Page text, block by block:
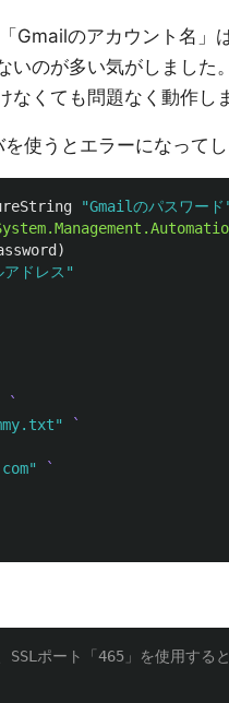
Gmailのアカウント名」
のが多い気がしました。
くても問題なく動作し
使うとエラーになってし
"Gmailのパスワード
)
ドレス"
SSLポート「465」を使用する